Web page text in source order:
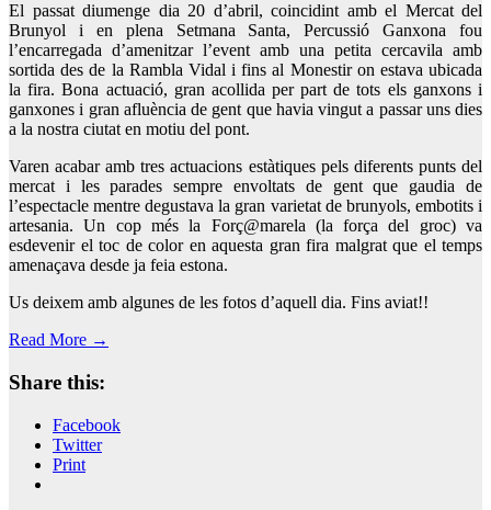
El passat diumenge dia 20 d’abril, coincidint amb el Mercat del
Brunyol i en plena Setmana Santa, Percussió Ganxona fou
l’encarregada d’amenitzar l’event amb una petita cercavila amb
sortida des de la Rambla Vidal i fins al Monestir on estava ubicada
la fira. Bona actuació, gran acollida per part de tots els ganxons i
ganxones i gran afluència de gent que havia vingut a passar uns dies
a la nostra ciutat en motiu del pont.
Varen acabar amb tres actuacions estàtiques pels diferents punts del
mercat i les parades sempre envoltats de gent que gaudia de
l’espectacle mentre degustava la gran varietat de brunyols, embotits i
artesania. Un cop més la Forç@marela (la força del groc) va
esdevenir el toc de color en aquesta gran fira malgrat que el temps
amenaçava desde ja feia estona.
Us deixem amb algunes de les fotos d’aquell dia. Fins aviat!!
Read More →
Share this:
Facebook
Twitter
Print